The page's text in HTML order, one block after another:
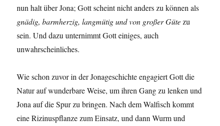
nun halt über Jona; Gott scheint nicht anders zu können als
gnädig, barmherzig, langmütig und von großer Gütezu
sein. Und dazu unternimmt Gott einiges, auch
unwahrscheinliches.
Wie schon zuvor in der Jonageschichte engagiert Gott die
Natur auf wunderbare Weise, um ihren Gang zu lenken und
Jona auf die Spur zu bringen. Nach dem Walfisch kommt
eine Rizinuspflanze zum Einsatz, und dann Wurm und